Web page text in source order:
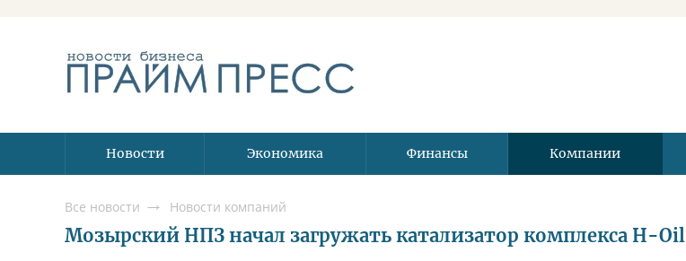
Новости Экономика Финансы Компании
Все новости Новости компаний
Мозырский НПЗ начал загружать катализатор комплекса H-Oil